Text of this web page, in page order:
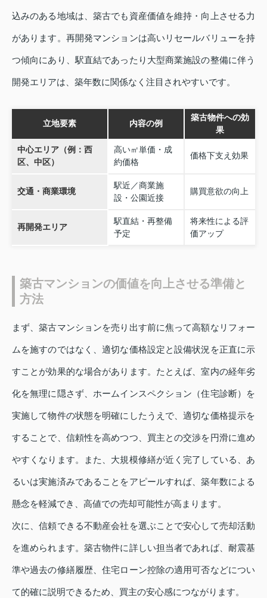
込みのある地域は、築古でも資産価値を維持・向上させる力
があります。再開発マンションは高いリセールバリューを持
つ傾向にあり、駅直結であったり大型商業施設の整備に伴う
開発エリアは、築年数に関係なく注目されやすいです。
立地要素 内容の例
築古物件への効
果
中心エリア（例：西
区、中区）
高い㎡単価・成
約価格
価格下支え効果
交通・商業環境
駅近／商業施
設・公園近接
購買意欲の向上
再開発エリア
駅直結・再整備
予定
将来性による評
価アップ
築古マンションの価値を向上させる準備と
方法
まず、築古マンションを売り出す前に焦って高額なリフォー
ムを施すのではなく、適切な価格設定と設備状況を正直に示
すことが効果的な場合があります。たとえば、室内の経年劣
化を無理に隠さず、ホームインスペクション（住宅診断）を
実施して物件の状態を明確にしたうえで、適切な価格提示を
することで、信頼性を高めつつ、買主との交渉を円滑に進め
やすくなります。また、大規模修繕が近く完了している、あ
るいは実施済みであることをアピールすれば、築年数による
懸念を軽減でき、高値での売却可能性が高まります。
次に、信頼できる不動産会社を選ぶことで安心して売却活動
を進められます。築古物件に詳しい担当者であれば、耐震基
準や過去の修繕履歴、住宅ローン控除の適用可否などについ
て的確に説明できるため、買主の安心感につながります。